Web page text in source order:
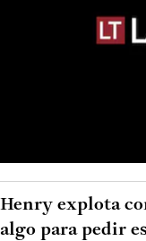
Henry explota
algo para pedir